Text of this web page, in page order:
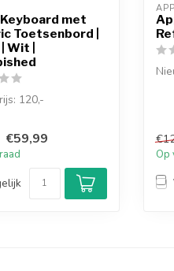
met
Toetsenbord |
Wit |
120,-
Toetsenbord
€59,99
Op